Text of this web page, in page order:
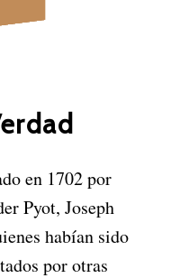
en 1702 por
Pyot, Joseph
habían sido
por otras